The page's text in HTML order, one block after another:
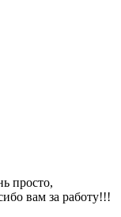
просто,
вам за работу!!!